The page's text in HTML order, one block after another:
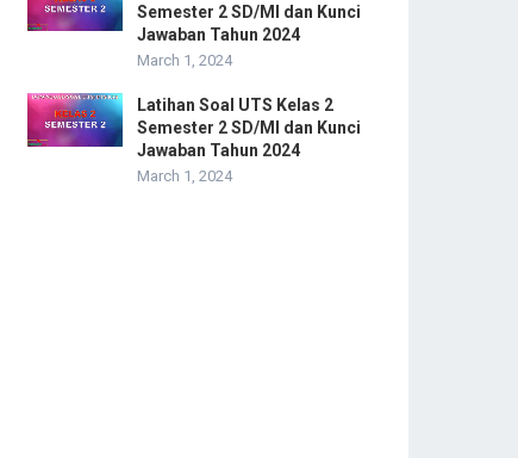
Semester 2 SD/MI dan Kunci
Jawaban Tahun 2024
March 1, 2024
Latihan Soal UTS Kelas 2
Semester 2 SD/MI dan Kunci
Jawaban Tahun 2024
March 1, 2024